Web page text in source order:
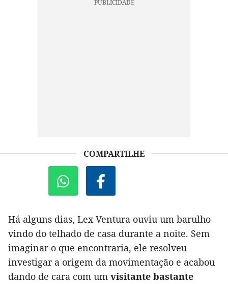
COMPARTILHE
Há alguns dias, Lex Ventura ouviu um barulho
vindo do telhado de casa durante a noite. Sem
imaginar o que encontraria, ele resolveu
investigar a origem da movimentação e acabou
dando de cara com um visitante bastante